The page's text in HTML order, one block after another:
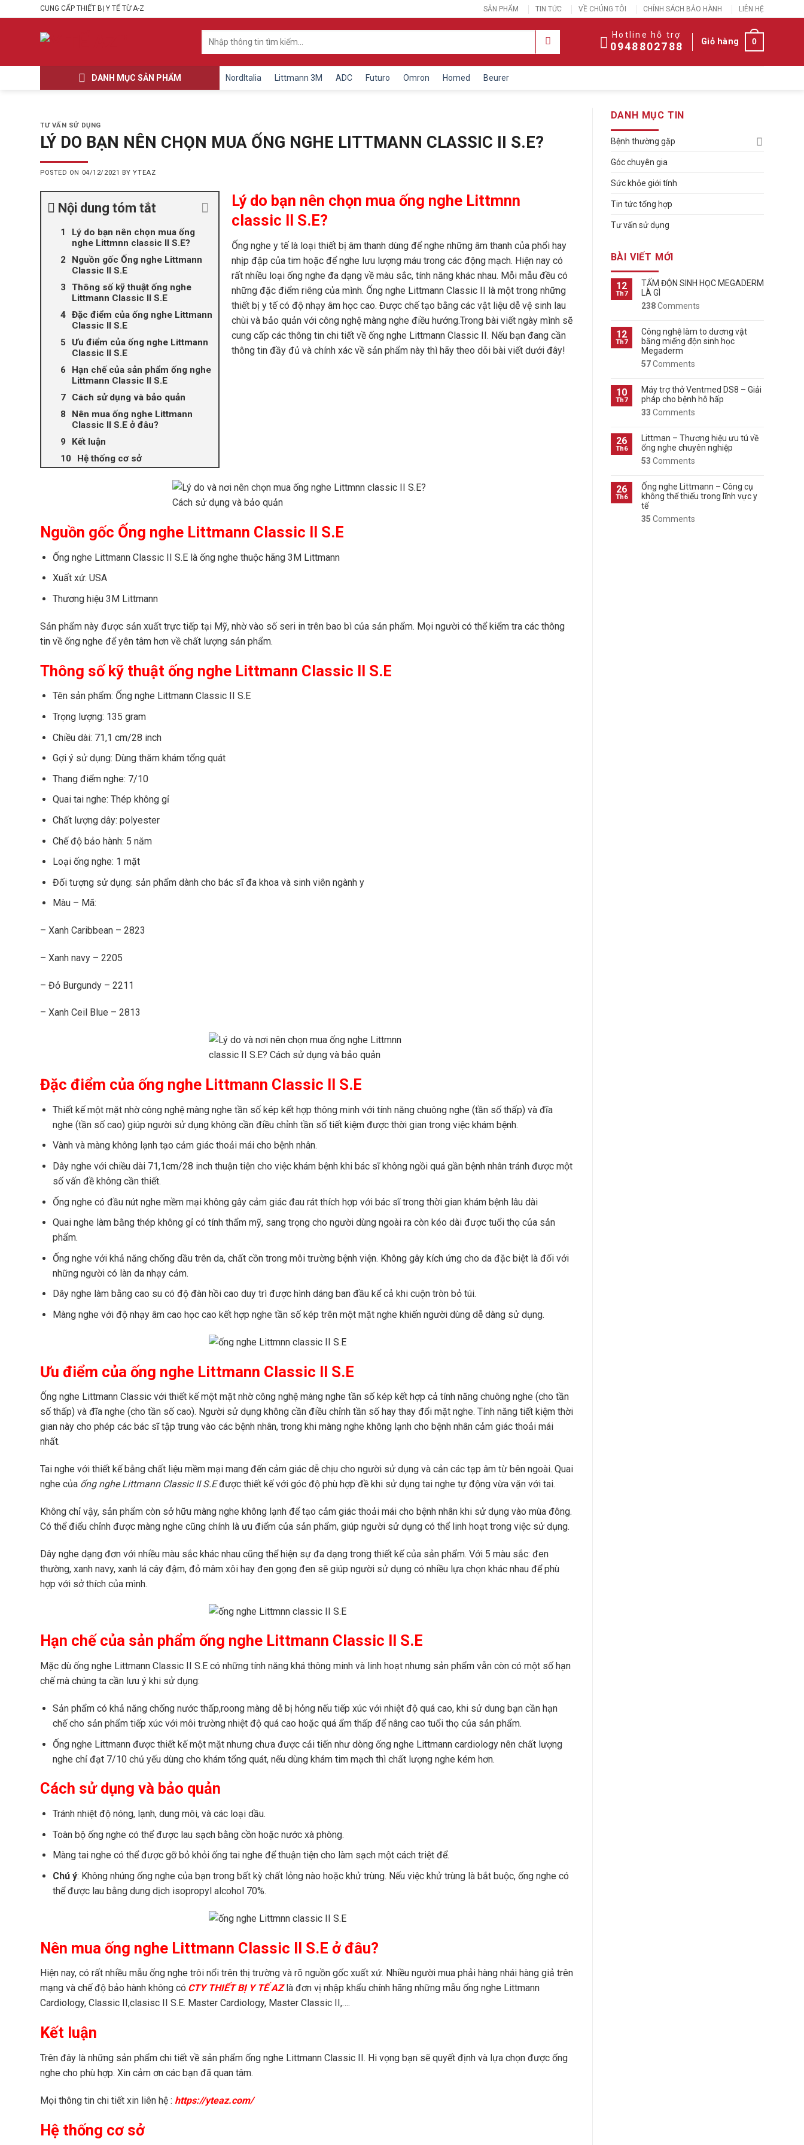
to
CUNG CẤP THIẾT BỊ Y TẾ TỪ A-Z SẢN PHẨM TIN TỨC VỀ CHÚNG TÔI CHÍNH SÁCH BẢO HÀNH LIÊN HỆ
kiếm:
Hotline hỗ trợ
0948802788 Giỏ hàng 0
DANH MỤC SẢN PHẨM NordItalia Littmann 3M ADC Futuro Omron Homed Beurer
TƯ VẤN SỬ DỤNG
LÝ DO BẠN NÊN CHỌN MUA ỐNG NGHE LITTMANN CLASSIC II S.E?
POSTED ON 04/12/2021 BYYTEAZ
Nội dung tóm tắt
Lý do bạn nên chọn mua ống
nghe Littmnn classic II S.E?
Nguồn gốc Ống nghe Littmann
Classic II S.E
Thông số kỹ thuật ống nghe
Littmann Classic II S.E
Đặc điểm của ống nghe Littmann
Classic II S.E
Ưu điểm của ống nghe Littmann
Classic II S.E​
Hạn chế của sản phẩm ống nghe
Littmann Classic II S.E
Cách sử dụng và bảo quản
Nên mua ống nghe Littmann
Classic II S.E​ ở đâu?
Kết luận
Hệ thống cơ sở
Lý do bạn nên chọn mua ống nghe Littmnn
classic II S.E?
Ống nghe y tế là loại thiết bị âm thanh dùng để nghe những âm thanh của phổi hay
nhịp đập của tim hoặc để nghe lưu lượng máu trong các động mạch. Hiện nay có
rất nhiều loại ống nghe đa dạng về màu sắc, tính năng khác nhau. Mỗi mẫu đều có
những đặc điểm riêng của mình. Ống nghe Littmann Classic II là một trong những
thiết bị y tế có độ nhạy âm học cao. Được chế tạo bằng các vật liệu dễ vệ sinh lau
chùi và bảo quản với công nghệ màng nghe điều hướng.Trong bài viết ngày mình sẽ
cung cấp các thông tin chi tiết về ống nghe Littmann Classic II. Nếu bạn đang cần
thông tin đầy đủ và chính xác về sản phẩm này thì hãy theo dõi bài viết dưới đây!
Nguồn gốc Ống nghe Littmann Classic II S.E
Ống nghe Littmann Classic II S.E là ống nghe thuộc hãng 3M Littmann
Xuất xứ: USA
Thương hiệu 3M Littmann
Sản phẩm này được sản xuất trực tiếp tại Mỹ, nhờ vào số seri in trên bao bì của sản phẩm. Mọi người có thể kiểm tra các thông
tin về ống nghe để yên tâm hơn về chất lượng sản phẩm.
Thông số kỹ thuật ống nghe Littmann Classic II S.E
Tên sản phẩm: Ống nghe Littmann Classic II S.E
Trọng lượng: 135 gram
Chiều dài: 71,1 cm/28 inch
Gợi ý sử dụng: Dùng thăm khám tổng quát
Thang điểm nghe: 7/10
Quai tai nghe: Thép không gỉ
Chất lượng dây: polyester
Chế độ bảo hành: 5 năm
Loại ống nghe: 1 mặt
Đối tượng sử dụng: sản phẩm dành cho bác sĩ đa khoa và sinh viên ngành y
Màu – Mã:
– Xanh Caribbean – 2823
– Xanh navy – 2205
– Đỏ Burgundy – 2211
– Xanh Ceil Blue – 2813
Đặc điểm của ống nghe Littmann Classic II S.E
Thiết kế một mặt nhờ công nghệ màng nghe tần số kép kết hợp thông minh với tính năng chuông nghe (tần số thấp) và đĩa
nghe (tần số cao) giúp người sử dụng không cần điều chỉnh tần số tiết kiệm được thời gian trong việc khám bệnh.
Vành và màng không lạnh tạo cảm giác thoải mái cho bệnh nhân.
Dây nghe với chiều dài 71,1cm/28 inch thuận tiện cho việc khám bệnh khi bác sĩ không ngồi quá gần bệnh nhân tránh được một
số vấn đề không cần thiết.
Ống nghe có đầu nút nghe mềm mại không gây cảm giác đau rát thích hợp với bác sĩ trong thời gian khám bệnh lâu dài
Quai nghe làm bằng thép không gỉ có tính thẩm mỹ, sang trọng cho người dùng ngoài ra còn kéo dài được tuổi thọ của sản
phẩm.
Ống nghe với khả năng chống dầu trên da, chất cồn trong môi trường bệnh viện. Không gây kích ứng cho da đặc biệt là đối với
những người có làn da nhạy cảm.
Dây nghe làm bằng cao su có độ đàn hồi cao duy trì được hình dáng ban đầu kể cả khi cuộn tròn bỏ túi.
Màng nghe với độ nhạy âm cao học cao kết hợp nghe tần số kép trên một mặt nghe khiến người dùng dễ dàng sử dụng.
Ưu điểm của ống nghe Littmann Classic II S.E​
Ống nghe Littmann Classic với thiết kế một mặt nhờ công nghệ màng nghe tần số kép kết hợp cả tính năng chuông nghe (cho tần
số thấp) và đĩa nghe (cho tần số cao). Người sử dụng không cần điều chỉnh tần số hay thay đổi mặt nghe. Tính năng tiết kiệm thời
gian này cho phép các bác sĩ tập trung vào các bệnh nhân, trong khi màng nghe không lạnh cho bệnh nhân cảm giác thoải mái
nhất.
Tai nghe với thiết kế bằng chất liệu mềm mại mang đến cảm giác dễ chịu cho người sử dụng và cản các tạp âm từ bên ngoài. Quai
nghe của ống nghe Littmann Classic II S.Eđược thiết kế với góc độ phù hợp đề khi sử dụng tai nghe tự động vừa vặn với tai.
Không chỉ vậy, sản phẩm còn sở hữu màng nghe không lạnh để tạo cảm giác thoải mái cho bệnh nhân khi sử dụng vào mùa đông.
Có thể điểu chỉnh được màng nghe cũng chính là ưu điểm của sản phẩm, giúp người sử dụng có thể linh hoạt trong việc sử dụng.
Dây nghe dạng đơn với nhiều màu sắc khác nhau cũng thể hiện sự đa dạng trong thiết kế của sản phẩm. Với 5 màu sắc: đen
thường, xanh navy, xanh lá cây đậm, đỏ mâm xôi hay đen gọng đen sẽ giúp người sử dụng có nhiều lựa chọn khác nhau để phù
hợp với sở thích của mình.
Hạn chế của sản phẩm ống nghe Littmann Classic II S.E
Mặc dù ống nghe Littmann Classic II S.E có những tính năng khá thông minh và linh hoạt nhưng sản phẩm vẫn còn có một số hạn
chế mà chúng ta cần lưu ý khi sử dụng:
Sản phẩm có khả năng chống nước thấp,roong màng dễ bị hỏng nếu tiếp xúc với nhiệt độ quá cao, khi sử dung bạn cần hạn
chế cho sản phẩm tiếp xúc với môi trường nhiệt độ quá cao hoặc quá ẩm thấp để nâng cao tuổi thọ của sản phẩm.
Ống nghe Littmann được thiết kế một mặt nhưng chưa được cải tiến như dòng ống nghe Littmann cardiology nên chất lượng
nghe chỉ đạt 7/10 chủ yếu dùng cho khám tổng quát, nếu dùng khám tim mạch thì chất lượng nghe kém hơn.
Cách sử dụng và bảo quản
Tránh nhiệt độ nóng, lạnh, dung môi, và các loại dầu.
Toàn bộ ống nghe có thể được lau sạch bằng cồn hoặc nước xà phòng.
Màng tai nghe có thể được gỡ bỏ khỏi ống tai nghe để thuận tiện cho làm sạch một cách triệt để.
Chú ý: Không nhúng ống nghe của bạn trong bất kỳ chất lỏng nào hoặc khử trùng. Nếu việc khử trùng là bắt buộc, ống nghe có
thể được lau bằng dung dịch isopropyl alcohol 70%.
Nên mua ống nghe Littmann Classic II S.E​ ở đâu?
Hiện nay, có rất nhiều mẫu ống nghe trôi nổi trên thị trường và rõ nguồn gốc xuất xứ. Nhiều người mua phải hàng nhái hàng giả trên
mạng và chế độ bảo hành không có.CTY THIẾT BỊ Y TẾ AZ là đơn vị nhập khẩu chính hãng những mẫu ống nghe Littmann
Cardiology, Classic II,clasisc II S.E. Master Cardiology, Master Classic II,….
Kết luận
Trên đây là những sản phẩm chi tiết về sản phẩm ống nghe Littmann Classic II. Hi vọng bạn sẽ quyết định và lựa chọn được ống
nghe cho phù hợp. Xin cảm ơn các bạn đã quan tâm.
Mọi thông tin chi tiết xin liên hệ : https://yteaz.com/
Hệ thống cơ sở
DANH MỤC TIN
Bệnh thường gặp
Góc chuyên gia
Sức khỏe giới tính
Tin tức tổng hợp
Tư vấn sử dụng
BÀI VIẾT MỚI
12
Th7
TẤM ĐỘN SINH HỌC MEGADERM
LÀ GÌ
238Comments
12
Th7
Công nghệ làm to dương vật
bằng miếng độn sinh học
Megaderm
57Comments
10
Th7
Máy trợ thở Ventmed DS8 – Giải
pháp cho bệnh hô hấp
33 Comments
26
Th6
Littman – Thương hiệu ưu tú về
ống nghe chuyên nghiệp
53 Comments
26
Th6
Ống nghe Littmann – Công cụ
không thể thiếu trong lĩnh vực y
tế
35 Comments